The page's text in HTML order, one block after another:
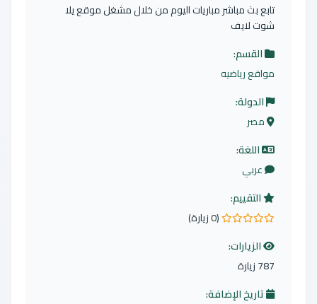
تابع بث مباشر مباريات اليوم من خلال مشغل موقع يلا
شوت لايف
القسم:
مواقع رياضيه
الدولة:
مصر
اللغة:
عربي
التقييم:
0.0 من 5 نجوم
(0 زيارة)
الزيارات:
787 زيارة
تاريخ الإضافة: